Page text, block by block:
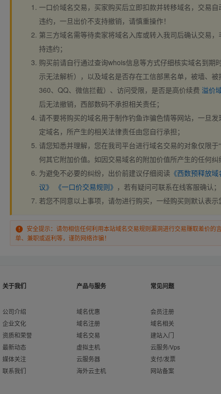
一口价域名交易，买家购买后立即扣款并转移域名，交易
违约，一旦出价不支持撤销，请慎重操作！
第三方域名需等待卖家将域名入库或转入我司后确认交易
持违约；
购买前请自行通过查询whois信息等方式仔细核实域名到期
示无法解析），以及域名是否存在工信部黑名单，被墙、
360、QQ、微信拦截）、访问受限，是否是高价续费 溢价
后无法撤销，西部数码不承担相关责任；
请不要将购买的域名用于制作钓鱼诈骗色情等网站，一旦
定域名，所产生的相关法律责任由您自行承担；
请您知悉并理解，您在我司平台进行域名交易的对象仅限于
何其它附加价值。如因交易域名的附加价值所产生的任何
为避免不必要的纠纷，出价前建议仔细阅读 《西数预释放
议》
《一口价交易规则》 ，若有疑问可联系在线客服确认；
若您不同意以上事项，请勿进行购买，一经购买则默认表
安全提示：请勿相信任何利用本站域名交易规则漏洞进行交易赚取差价的
单、兼职或返利等，谨防网络诈骗！
关于我们
公司介绍
企业文化
资质和荣誉
最新动态
媒体关注
联系我们
产品与服务
域名优惠
域名注册
域名交易
虚拟主机
云服务器
海外云主机
常见问题
会员注册
域名相关
建站入门
云服务/Vps
支付/发票
网站备案